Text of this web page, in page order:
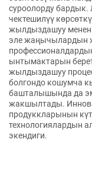
суроолорду
чектешилүү
жылдыздашуу менен
эле жаңычылардын
ынтымактарын
жылдыздашуу
болгондо кошумча
башталышында да
жакшылтады.
продуккларынын
технологиялардын
экендиги.